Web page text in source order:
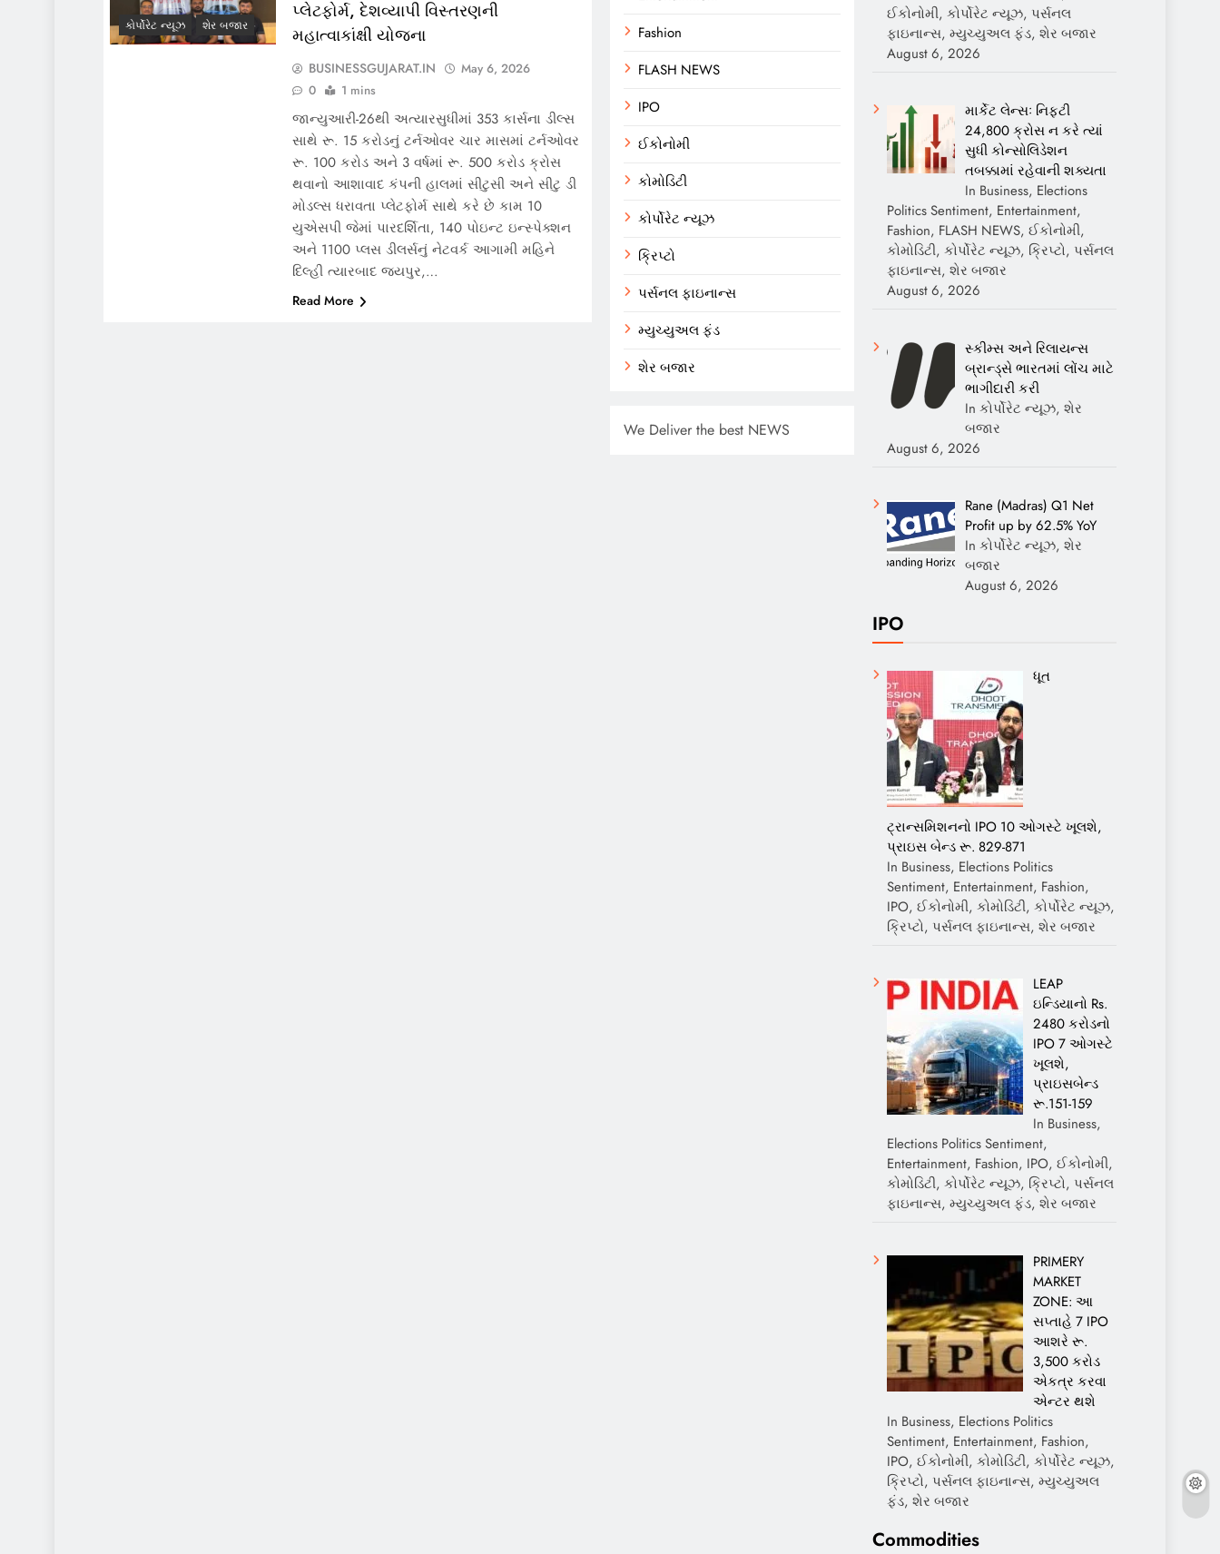
Fashion
FLASH NEWS
IPO
ઈકોનોમી
કોમોડિટી
કોર્પોરેટ ન્યૂઝ
ક્રિપ્ટો
પર્સનલ ફાઇનાન્સ
મ્યુચ્યુઅલ ફંડ
શેર બજાર
We Deliver the best NEWS
કોર્પોરેટ ન્યૂઝ શેર બજાર
પ્લેટફોર્મ, દેશવ્યાપી વિસ્તરણની
મહાત્વાકાંક્ષી યોજના
BUSINESSGUJARAT.IN
May 6, 2026
0
1 mins
જાન્યુઆરી-26થી અત્યારસુધીમાં 353 કાર્સના ડીલ્સ
સાથે રૂ. 15 કરોડનું ટર્નઓવર ચાર માસમાં ટર્નઓવર
રૂ. 100 કરોડ અને 3 વર્ષમાં રૂ. 500 કરોડ ક્રોસ
થવાનો આશાવાદ કંપની હાલમાં સીટુસી અને સીટુ ડી
મોડલ્સ ધરાવતા પ્લેટફોર્મ સાથે કરે છે કામ 10
યુએસપી જેમાં પારદર્શિતા, 140 પોઇન્ટ ઇન્સ્પેક્શન
અને 1100 પ્લસ ડીલર્સનું નેટવર્ક આગામી મહિને
દિલ્હી ત્યારબાદ જયપુર,…
Read More
ઈકોનોમી, કોર્પોરેટ ન્યૂઝ, પર્સનલ
ફાઇનાન્સ, મ્યુચ્યુઅલ ફંડ, શેર બજાર
August 6, 2026
માર્કેટ લેન્સઃ નિફ્ટી
24,800 ક્રોસ ન કરે ત્યાં
સુધી કોન્સોલિડેશન
તબક્કામાં રહેવાની શક્યતા
In Business, Elections
Politics Sentiment, Entertainment,
Fashion, FLASH NEWS, ઈકોનોમી,
કોમોડિટી, કોર્પોરેટ ન્યૂઝ, ક્રિપ્ટો, પર્સનલ
ફાઇનાન્સ, શેર બજાર
August 6, 2026
સ્કીમ્સ અને રિલાયન્સ
બ્રાન્ડ્સે ભારતમાં લોંચ માટે
ભાગીદારી કરી
In કોર્પોરેટ ન્યૂઝ, શેર
બજાર
August 6, 2026
Rane (Madras) Q1 Net
Profit up by 62.5% YoY
In કોર્પોરેટ ન્યૂઝ, શેર
બજાર
August 6, 2026
IPO
ધૂત
ટ્રાન્સમિશનનો IPO 10 ઓગસ્ટે ખૂલશે,
પ્રાઇસ બેન્ડ રૂ. 829-871
In Business, Elections Politics
Sentiment, Entertainment, Fashion,
IPO, ઈકોનોમી, કોમોડિટી, કોર્પોરેટ ન્યૂઝ,
ક્રિપ્ટો, પર્સનલ ફાઇનાન્સ, શેર બજાર
LEAP
ઇન્ડિયાનો Rs.
2480 કરોડનો
IPO 7 ઓગસ્ટે
ખૂલશે,
પ્રાઇસબેન્ડ
રૂ.151-159
In Business,
Elections Politics Sentiment,
Entertainment, Fashion, IPO, ઈકોનોમી,
કોમોડિટી, કોર્પોરેટ ન્યૂઝ, ક્રિપ્ટો, પર્સનલ
ફાઇનાન્સ, મ્યુચ્યુઅલ ફંડ, શેર બજાર
PRIMERY
MARKET
ZONE: આ
સપ્તાહે 7 IPO
આશરે રૂ.
3,500 કરોડ
એકત્ર કરવા
એન્ટર થશે
In Business, Elections Politics
Sentiment, Entertainment, Fashion,
IPO, ઈકોનોમી, કોમોડિટી, કોર્પોરેટ ન્યૂઝ,
ક્રિપ્ટો, પર્સનલ ફાઇનાન્સ, મ્યુચ્યુઅલ
ફંડ, શેર બજાર
Commodities